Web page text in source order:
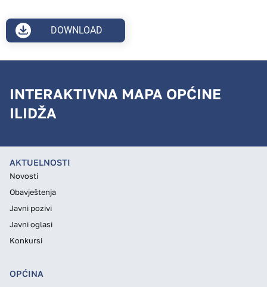
DOWNLOAD
INTERAKTIVNA MAPA OPĆINE
ILIDŽA
AKTUELNOSTI
Novosti
Obavještenja
Javni pozivi
Javni oglasi
Konkursi
OPĆINA